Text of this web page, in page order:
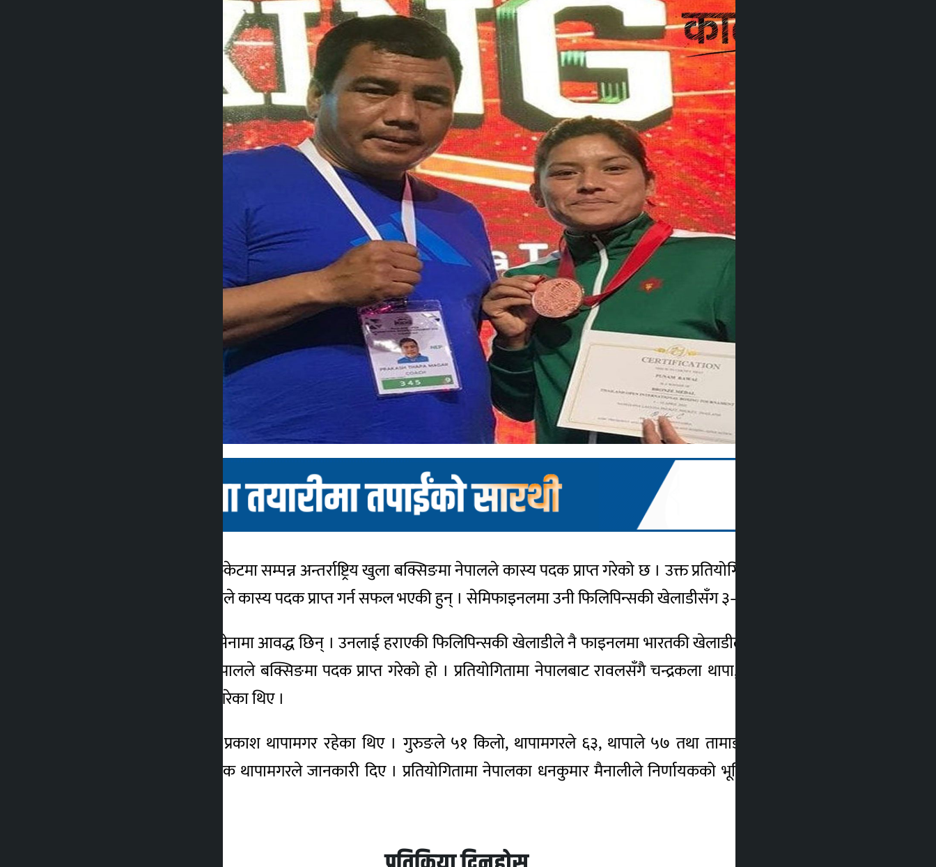
काठमाडौं । थाइल्याण्डको फुकेटमा सम्पन्न अन्तर्राष्ट्रिय खुला बक्सिङमा नेपालले कास्य पदक प्राप्त गरेको छ । उक्त प्रतियोगितामा महिला ६० किलो तौल
समूहमा नेपालकी पुनम रावलले कास्य पदक प्राप्त गर्न सफल भएकी हुन् । सेमिफाइनलमा उनी फिलिपिन्सकी खेलाडीसँग ३–२ अङ्कले पराजित भइन् ।
रावल आठ वर्षदेखि नेपाली सेनामा आवद्ध छिन् । उनलाई हराएकी फिलिपिन्सकी खेलाडीले नै फाइनलमा भारतकी खेलाडीलाई पराजित गर्दै स्वर्ण पदक
जितिन् । सन् २०१० पछि नेपालले बक्सिङमा पदक प्राप्त गरेको हो । प्रतियोगितामा नेपालबाट रावलसँगै चन्द्रकला थापा, मिनु गुरुङ, सुष्मा तामाङ र
भूपेन्द्र थापामगरले प्रतिष्पर्धा गरेका थिए ।
नेपाली टोलीको प्रशिक्षकमा प्रकाश थापामगर रहेका थिए । गुरुङले ५१ किलो, थापामगरले ६३, थापाले ५७ तथा तामाङले ४८ किलो तौल समूहमा
प्रतिष्पर्धा गरेको मुख्य प्रशिक्षक थापामगरले जानकारी दिए । प्रतियोगितामा नेपालका धनकुमार मैनालीले निर्णायकको भूमिका निर्वाह गरेका थिए । –